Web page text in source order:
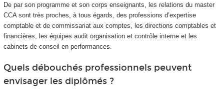
De par son programme et son corps enseignants, les relations du master
CCA sont très proches, à tous égards, des professions d’expertise
comptable et de commissariat aux comptes, les directions comptables et
financières, les équipes audit organisation et contrôle interne et les
cabinets de conseil en performances.
Quels débouchés professionnels peuvent
envisager les diplômés ?